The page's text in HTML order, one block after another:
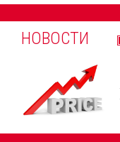
НОВОСТИ